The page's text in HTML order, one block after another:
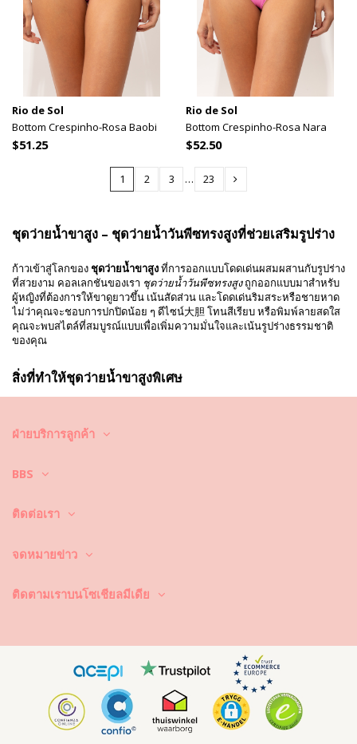
Rio de Sol
Bottom Crespinho-Rosa Baobi
$51.25
Rio de Sol
Bottom Crespinho-Rosa Nara
$52.50
1 2 3 … 23
ชุดว่ายน้ำขาสูง – ชุดว่ายน้ำวันพีซทรงสูงที่ช่วยเสริมรูปร่าง
ก้าวเข้าสู่โลกของ ชุดว่ายน้ำขาสูงที่การออกแบบโดดเด่นผสมผสานกับรูปร่าง
ที่สวยงาม คอลเลกชันของเรา ชุดว่ายน้ำวันพีซทรงสูงถูกออกแบบมาสำหรับ
ผู้หญิงที่ต้องการให้ขาดูยาวขึ้น เน้นสัดส่วน และโดดเด่นริมสระหรือชายหาด
ไม่ว่าคุณจะชอบการปกปิดน้อย ๆ ดีไซน์大胆 โทนสีเรียบ หรือพิมพ์ลายสดใส
คุณจะพบสไตล์ที่สมบูรณ์แบบเพื่อเพิ่มความมั่นใจและเน้นรูปร่างธรรมชาติ
ของคุณ
สิ่งที่ทำให้ชุดว่ายน้ำขาสูงพิเศษ
โดยมีลักษณะเด่นคือขอบชุดที่สูงขึ้นบริเวณสะโพก ช่วยให้ขาดูยาวขึ้นและ
ทำให้รูปร่างด้านหลังดูสวยงาม แตกต่างจากชุดทรงต่ำหรือแบบปกติ ชุดขาสูง
ถึงต้นขา ชุดวันพีซเหล่านี้มอบความกล้าและสไตล์เหนือกาลเวลา
นอกจากจะทันสมัยแล้ว การตัดเย็บยังเหมาะกับทุกรูปร่าง ผู้หญิงที่มีขาสั้นจะ
ได้ประโยชน์จากเส้นสายที่ยาวขึ้น ผู้ที่ชอบความปกปิดด้านหลังแบบ
ขึ้นชุดวันพีซขาสูง
ดีไซน์ ลายพิมพ์ และคุณสมบัติของผ้า
คุณภาพผ้า:
ผ้าเนื้อยืด เช่น ไนลอนและอีลาสเทน โอบรับรูปร่างแต่ยัง
ให้ความคล่องตัว แห้งเร็วและทนคลอรีนสำหรับการสวมใส่ยาวนาน
ลายพิมพ์และแพทเทิร์น:
ตั้งแต่ดอกไม้เขตร้อน ลายเรขาคณิต ลายสัตว์
ฝ่ายบริการลูกค้า
BBS
ติดต่อเรา
จดหมายข่าว
ติดตามเราบนโซเชียลมีเดีย